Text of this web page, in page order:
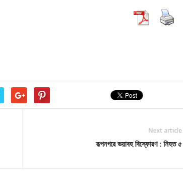
Next article
রূপনগরে ভয়াবহ বিস্ফোরণ : নিহত ৫